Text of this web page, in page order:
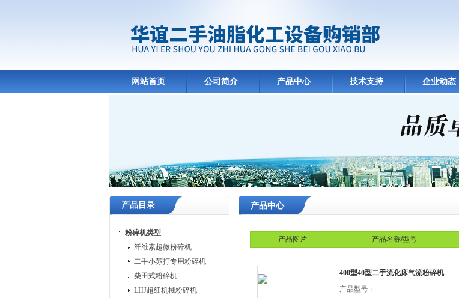
网站首页 公司简介 产品中心 技术支持 企业动态
产品目录
粉碎机类型
纤维素超微粉碎机
二手小苏打专用粉碎机
柴田式粉碎机
LHJ超细机械粉碎机
产品中心
产品图片 产品名称/型号
400型40型二手流化床气流粉碎机
产品型号：